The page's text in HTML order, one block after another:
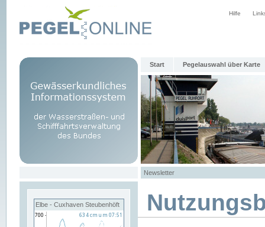
Hilfe
Start Pegelauswahl über Karte
Newsletter
Elbe - Cuxhaven Steubenhöft